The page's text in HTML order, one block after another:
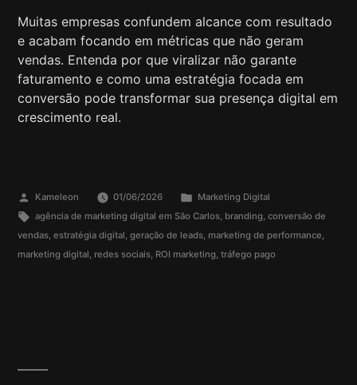
Muitas empresas confundem alcance com resultado
e acabam focando em métricas que não geram
vendas. Entenda por que viralizar não garante
faturamento e como uma estratégia focada em
conversão pode transformar sua presença digital em
crescimento real.
Kameleon 01/06/2026
Marketing Digital
agência de marketing digital em São Carlos, branding, conversão de
vendas, estratégia digital, geração de leads, marketing de performance,
marketing digital, redes sociais, ROI marketing, tráfego pago